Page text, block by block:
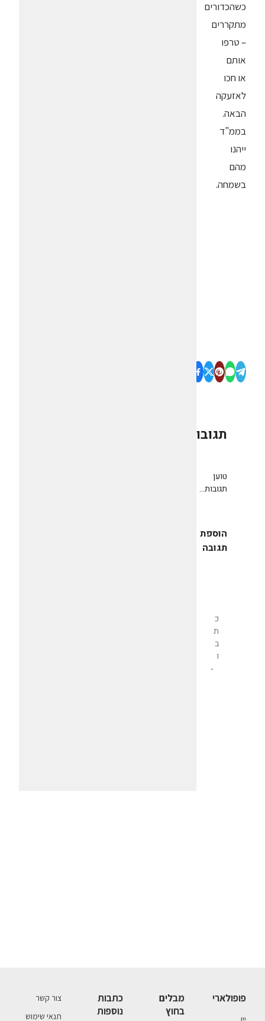
כשהכדורים
מתקררים
– טרפו
אותם
או חכו
לאזעקה
הבאה.
בממ"ד
ייהנו
מהם
בשמחה.
תגובות
טוען
תגובות...
הוספת
תגובה
פופולארי
מבלים
בחוץ
כתבות
נוספות
צור קשר
תנאי שימוש